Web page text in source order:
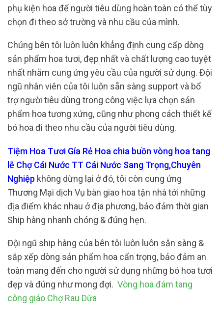
phụ kiện hoa để người tiêu dùng hoàn toàn có thể tùy
chọn đi theo sở trường và nhu cầu của mình.
Chúng bên tôi luôn luôn khẳng định cung cấp dòng
sản phẩm hoa tươi, đẹp nhất và chất lượng cao tuyệt
nhất nhằm cung ứng yêu cầu của người sử dụng. Đội
ngũ nhân viên của tôi luôn sẵn sàng support và bổ
trợ người tiêu dùng trong công việc lựa chọn sản
phẩm hoa tương xứng, cũng như phong cách thiết kế
bó hoa đi theo nhu cầu của người tiêu dùng.
Tiệm Hoa Tươi Gía Rẻ Hoa chia buồn vòng hoa tang
lễ Chợ Cái Nước TT Cái Nước Sang Trọng,Chuyên
Nghiệp không dừng lại ở đó, tôi còn cung ứng
Thương Mại dịch Vụ bàn giao hoa tận nhà tới những
địa điểm khác nhau ở địa phương, bảo đảm thời gian
Ship hàng nhanh chóng & đúng hẹn.
Đội ngũ ship hàng của bên tôi luôn luôn sẵn sàng &
sắp xếp dòng sản phẩm hoa cẩn trọng, bảo đảm an
toàn mang đến cho người sử dụng những bó hoa tươi
đẹp và đúng như mong đợi. Vòng hoa đám tang
công giáo Chợ Rau Dừa